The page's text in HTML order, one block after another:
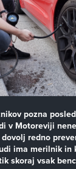
pozna
v Motoreviji
redno
ima merilnik in
skoraj vsak